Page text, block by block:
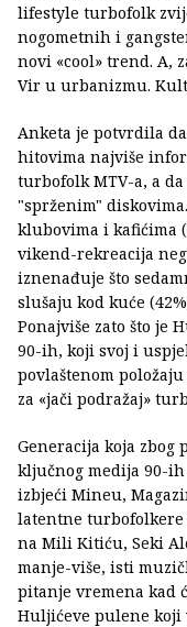
lifestyle turbofolk
nogometnih i
novi «cool» trend. A,
Vir u urbanizmu.
Anketa je potvrdila
hitovima najviše
turbofolk MTV-a, a
"sprženim"
klubovima i kafićima
vikend-rekreacija
iznenađuje što
slušaju kod kuće
Ponajviše zato što je
90-ih, koji svoj i
povlaštenom
za «jači podražaj»
Generacija koja zbog
ključnog medija 90-
izbjeći Mineu,
latentne turbofolkere
na Mili Kitiću, Seki
manje-više, isti
pitanje vremena kad
Huljićeve pulene koji